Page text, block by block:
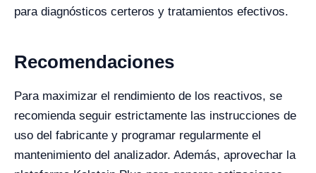
para diagnósticos certeros y tratamientos efectivos.
Recomendaciones
Para maximizar el rendimiento de los reactivos, se
recomienda seguir estrictamente las instrucciones de
uso del fabricante y programar regularmente el
mantenimiento del analizador. Además, aprovechar la